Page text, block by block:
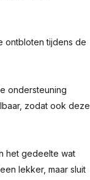
ontbloten tijdens de
ondersteuning
zodat ook deze
het gedeelte wat
lekker, maar sluit